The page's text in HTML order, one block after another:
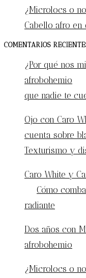
¿Microlocs o
Cabello afro en
COMENTARIOS
¿Por qué nos
afrobohemio
que nadie te
Ojo con Caro
cuenta sobre
Texturismo y
Caro White y
Cómo
radiante
Dos años con
afrobohemio
¿Microlocs o